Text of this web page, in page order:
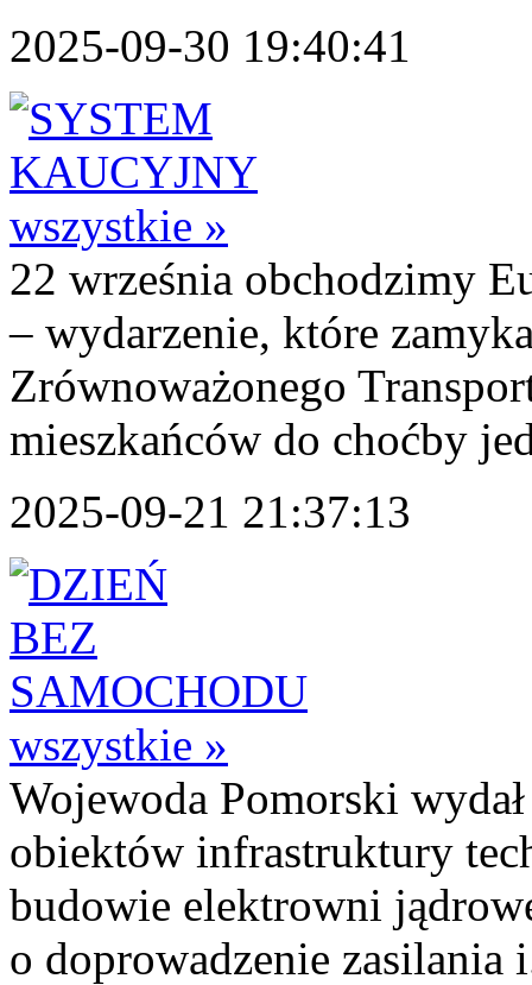
2025-09-30 19:40:41
wszystkie »
22 września obchodzimy
– wydarzenie, które
Zrównoważonego
mieszkańców do choćby
2025-09-21 21:37:13
wszystkie »
Wojewoda Pomorski
obiektów infrastruktury
budowie elektrowni
o doprowadzenie zasilania